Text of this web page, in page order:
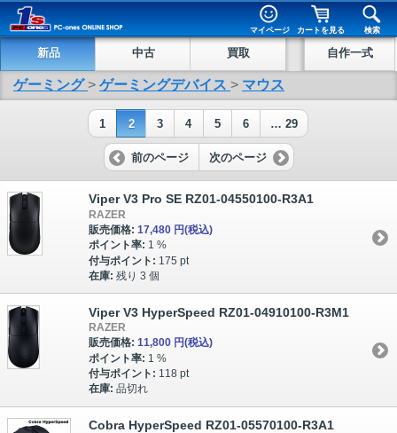
マイページ カートを見る 検索
新品 中古 買取 自作一式
ゲーミング > ゲーミングデバイス > マウス
1 2 3 4 5 6 … 29
前のページ 次のページ
Viper V3 Pro SE RZ01-04550100-R3A1
RAZER
販売価格: 17,480 円(税込)
ポイント率: 1 %
付与ポイント: 175 pt
在庫: 残り 3 個
Viper V3 HyperSpeed RZ01-04910100-R3M1
RAZER
販売価格: 11,800 円(税込)
ポイント率: 1 %
付与ポイント: 118 pt
在庫: 品切れ
Cobra HyperSpeed RZ01-05570100-R3A1